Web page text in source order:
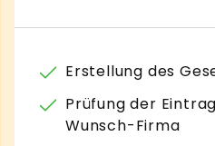
Erstellung des
Prüfung der
Wunsch-Firma